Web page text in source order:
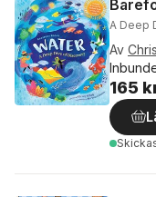
A Deep
Av
165